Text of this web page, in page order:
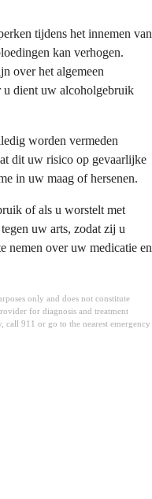
tijdens het innemen van
kan verhogen.
over het algemeen
u dient uw alcoholgebruik
worden vermeden
dit uw risico op gevaarlijke
in uw maag of hersenen.
of als u worstelt met
uw arts, zodat zij u
nemen over uw medicatie en
only and does not constitute
for diagnosis and treatment
call 911 or go to the nearest emergency